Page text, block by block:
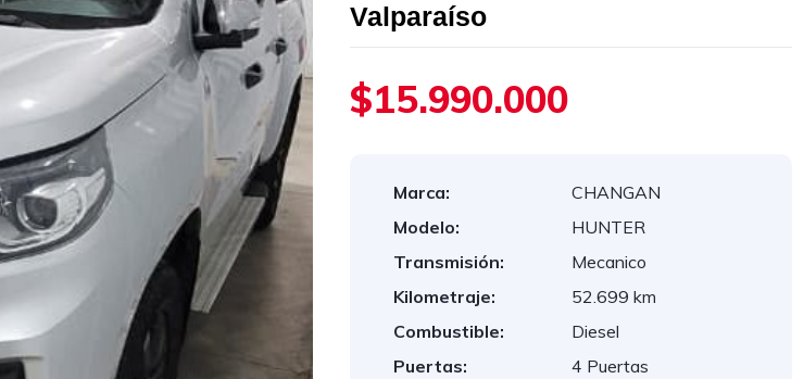
Valparaíso
$15.990.000
Marca:
CHANGAN
Modelo:
HUNTER
Transmisión:
Mecanico
Kilometraje:
52.699 km
Combustible:
Diesel
Puertas:
4 Puertas